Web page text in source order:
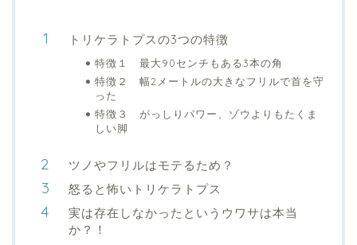
トリケラトプスの3つの特徴
特徴１ 最大90センチもある3本の角
特徴２ 幅2メートルの大きなフリルで首を守
った
特徴３ がっしりパワー、ゾウよりもたくま
しい脚
ツノやフリルはモテるため？
怒ると怖いトリケラトプス
実は存在しなかったというウワサは本当
か？！